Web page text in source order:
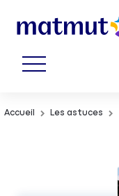
Accueil Les astuces